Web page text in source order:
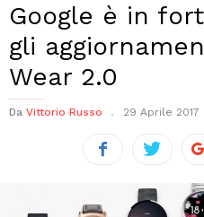
Google è in
gli
Wear 2.0
Da Vittorio Russo 29 Aprile 2017